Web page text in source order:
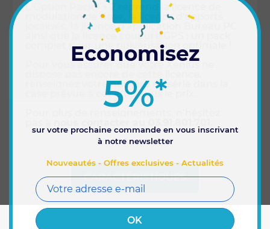
CARACTÉRISTIQUES
L'Option Pack 1 + 2 reprend la licence de
modulation de dose, la licence d'apports
localisés, la licence d'application Bureau PC
ainsi que la licence coupure GPS : un pack
complet pour une pulvérisation optimale !
Pour vous assurer que votre Xenius ne
renseignez votre numéro de série dans la
case prévue à cet effet sous le prix.
Economisez
5%*
sur votre prochaine commande en vous inscrivant
à notre newsletter
Nouveautés - Offres exclusives - Actualités